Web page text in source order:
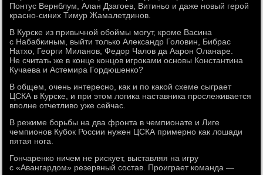
Понтус Вернблум, Алан Дзагоев, Витиньо и даже новый герой
красно-синих Тимур Жамалетдинов.
В Курске из привычной обоймы могут, кроме Васина
с Набабкиным, выйти только Александр Головин, Бибрас
Натхо, Георги Миланов, Федор Чалов да Аарон Оланаре.
Не считать же в конце концов игроками основы Константина
Кучаева и Астемира Гордюшенко?
В общем, очень интересно, как и по какой схеме сыграет
ЦСКА в Курске, и при этом логика наставника прослеживается
вполне отчетливо уже сейчас.
В режиме борьбы на два фронта в чемпионате и Лиге
чемпионов Кубок России нужен ЦСКА примерно как лошади
пятая нога.
Гончаренко ничем не рискует, выставляя на игру
с «Авангардом» резервный состав. Проиграет команда —